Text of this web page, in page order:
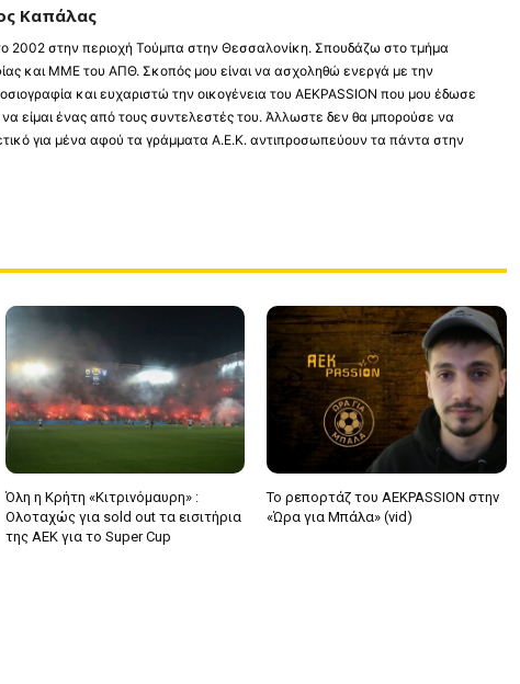
Καπάλας
2002 στην περιοχή Τούμπα στην Θεσσαλονίκη. Σπουδάζω στο τμήμα
και ΜΜΕ του ΑΠΘ. Σκοπός μου είναι να ασχοληθώ ενεργά με την
και ευχαριστώ την οικογένεια του AEKPASSION που μου έδωσε
να είμαι ένας από τους συντελεστές του. Άλλωστε δεν θα μπορούσε να
για μένα αφού τα γράμματα Α.Ε.Κ. αντιπροσωπεύουν τα πάντα στην
Όλη η Κρήτη «Κιτρινόμαυρη» :
Ολοταχώς για sold out τα εισιτήρια
της ΑΕΚ για το Super Cup
Το ρεπορτάζ του AEKPASSION στην
«Ώρα για Μπάλα» (vid)